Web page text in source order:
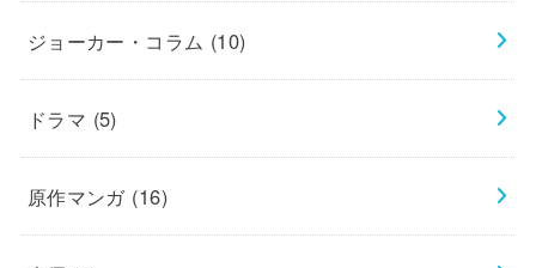
ジョーカー・コラム (10)
ドラマ (5)
原作マンガ (16)